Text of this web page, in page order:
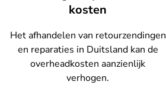
kosten
Het afhandelen van retourzendingen
en reparaties in Duitsland kan de
overheadkosten aanzienlijk
verhogen.